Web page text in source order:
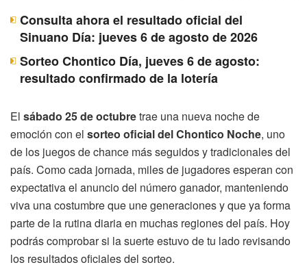
Consulta ahora el resultado oficial del
Sinuano Día: jueves 6 de agosto de 2026
Sorteo Chontico Día, jueves 6 de agosto:
resultado confirmado de la lotería
El sábado 25 de octubretrae una nueva noche de
emoción con el sorteo oficial del Chontico Noche, uno
de los juegos de chance más seguidos y tradicionales del
país. Como cada jornada, miles de jugadores esperan con
expectativa el anuncio del número ganador, manteniendo
viva una costumbre que une generaciones y que ya forma
parte de la rutina diaria en muchas regiones del país. Hoy
podrás comprobar si la suerte estuvo de tu lado revisando
los resultados oficiales del sorteo.